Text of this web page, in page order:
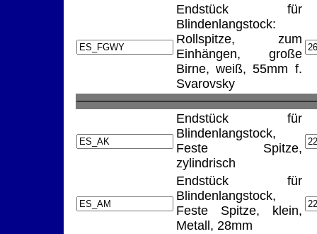
Endstück für
Blindenlangstock:
Rollspitze, zum
Einhängen, große
Birne, weiß, 55mm f.
Svarovsky
Endstück für
Blindenlangstock,
Feste Spitze,
zylindrisch
Endstück für
Blindenlangstock,
Feste Spitze, klein,
Metall, 28mm